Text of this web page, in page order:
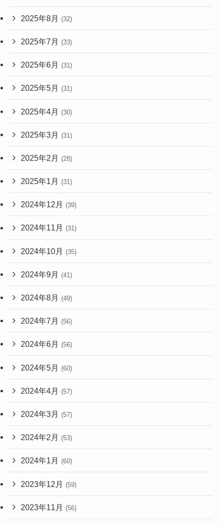
2025年8月 (32)
2025年7月 (33)
2025年6月 (31)
2025年5月 (31)
2025年4月 (30)
2025年3月 (31)
2025年2月 (28)
2025年1月 (31)
2024年12月 (39)
2024年11月 (31)
2024年10月 (35)
2024年9月 (41)
2024年8月 (49)
2024年7月 (56)
2024年6月 (56)
2024年5月 (60)
2024年4月 (57)
2024年3月 (57)
2024年2月 (53)
2024年1月 (60)
2023年12月 (59)
2023年11月 (56)